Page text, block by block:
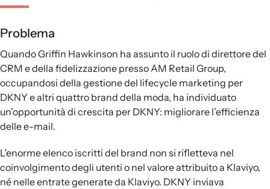
Problema
Quando Griffin Hawkinson ha assunto il ruolo di direttore del
CRM e della fidelizzazione presso AM Retail Group,
occupandosi della gestione del lifecycle marketing per
DKNY e altri quattro brand della moda, ha individuato
un’opportunità di crescita per DKNY: migliorare l’efficienza
delle e-mail.
L’enorme elenco iscritti del brand non si rifletteva nel
coinvolgimento degli utenti o nel valore attribuito a Klaviyo,
né nelle entrate generate da Klaviyo. DKNY inviava